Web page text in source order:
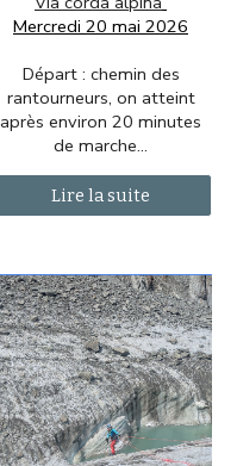
Mercredi 20 mai 2026
Départ : chemin des
rantourneurs, on atteint
après environ 20 minutes
de marche...
Lire la suite